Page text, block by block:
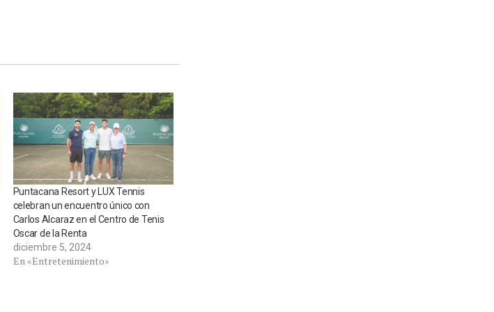
Puntacana Resort y LUX Tennis
celebran un encuentro único con
Carlos Alcaraz en el Centro de Tenis
Oscar de la Renta
diciembre 5, 2024
En «Entretenimiento»